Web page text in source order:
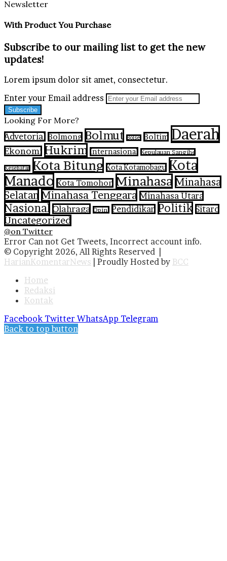
Newsletter
With Product You Purchase
Subscribe to our mailing list to get the new
updates!
Lorem ipsum dolor sit amet, consectetur.
Enter your Email address
Looking For More?
Advetorial Bolmong Bolmut Bolsel Boltim Daerah
Ekonomi Hukrim Internasional Kepulauan Sangihe
Kesehatan Kota Bitung Kota Kotamobagu Kota
Manado Kota Tomohon Minahasa Minahasa
Selatan Minahasa Tenggara Minahasa Utara
Nasional Olahraga Opini Pendidikan Politik Sitaro
Uncategorized
@on Twitter
Error Can not Get Tweets, Incorrect account info.
© Copyright 2026, All Rights Reserved |
HarianKomentarNews | Proudly Hosted by BCC
Home
Redaksi
Kontak
Facebook Twitter WhatsApp Telegram
Back to top button